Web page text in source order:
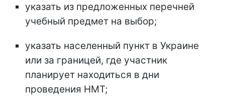
указать из предложенных перечней
учебный предмет на выбор;
указать населенный пункт в Украине
или за границей, где участник
планирует находиться в дни
проведения НМТ;